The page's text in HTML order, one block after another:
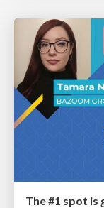
The #1 spot is